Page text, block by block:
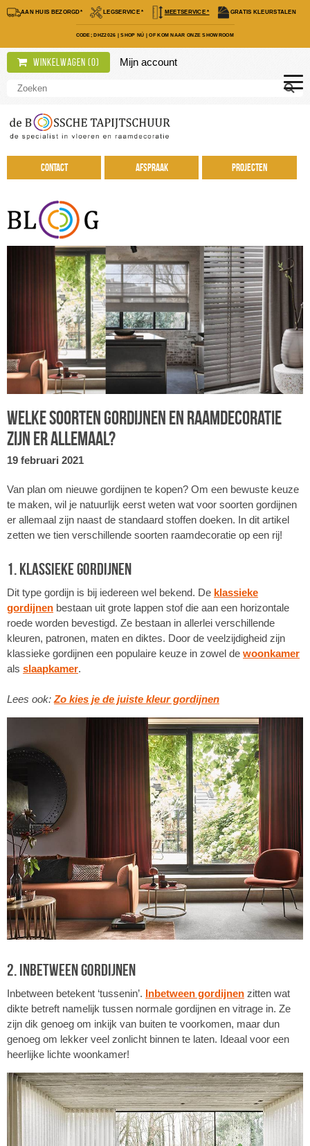
AAN HUIS BEZORGD* LEGSERVICE * MEETSERVICE * GRATIS KLEURSTALEN
CODE; DHZ2026 |SHOP NÚ |OF KOM NAAR ONZE SHOWROOM
Winkelwagen (0) Mijn account
Contact Afspraak Projecten
Welke soorten gordijnen en raamdecoratie
zijn er allemaal?
19 februari 2021
Van plan om nieuwe gordijnen te kopen? Om een bewuste keuze
te maken, wil je natuurlijk eerst weten wat voor soorten gordijnen
er allemaal zijn naast de standaard stoffen doeken. In dit artikel
zetten we tien verschillende soorten raamdecoratie op een rij!
1. Klassieke gordijnen
Dit type gordijn is bij iedereen wel bekend. De klassieke
gordijnen bestaan uit grote lappen stof die aan een horizontale
roede worden bevestigd. Ze bestaan in allerlei verschillende
kleuren, patronen, maten en diktes. Door de veelzijdigheid zijn
klassieke gordijnen een populaire keuze in zowel de woonkamer
als slaapkamer.
Lees ook: Zo kies je de juiste kleur gordijnen
2. Inbetween gordijnen
Inbetween betekent ‘tussenin’. Inbetween gordijnen zitten wat
dikte betreft namelijk tussen normale gordijnen en vitrage in. Ze
zijn dik genoeg om inkijk van buiten te voorkomen, maar dun
genoeg om lekker veel zonlicht binnen te laten. Ideaal voor een
heerlijke lichte woonkamer!